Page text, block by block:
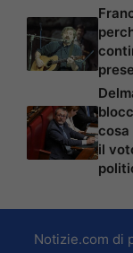
cosa
il
Notizie.com di